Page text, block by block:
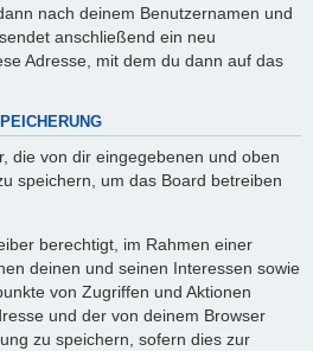
nach deinem Benutzernamen und
anschließend ein neu
Adresse, mit dem du dann auf das
die von dir eingegebenen und oben
speichern, um das Board betreiben
berechtigt, im Rahmen einer
deinen und seinen Interessen sowie
von Zugriffen und Aktionen
und der von deinem Browser
zu speichern, sofern dies zur